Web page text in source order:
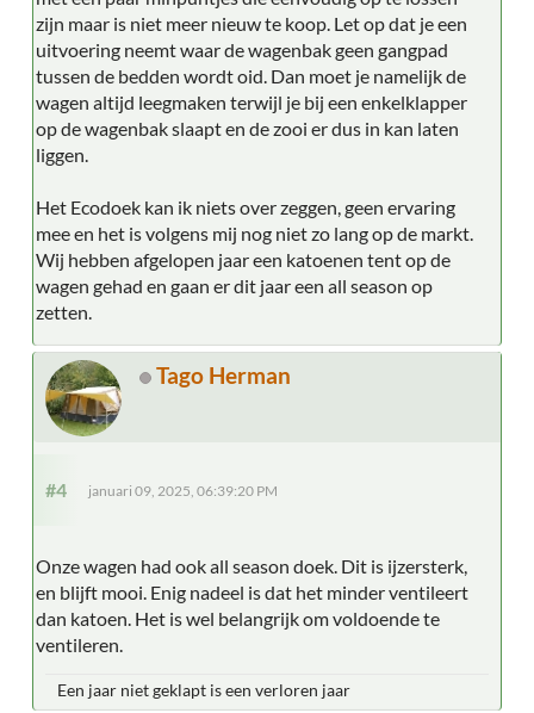
zijn maar is niet meer nieuw te koop. Let op dat je een
uitvoering neemt waar de wagenbak geen gangpad
tussen de bedden wordt oid. Dan moet je namelijk de
wagen altijd leegmaken terwijl je bij een enkelklapper
op de wagenbak slaapt en de zooi er dus in kan laten
liggen.
Het Ecodoek kan ik niets over zeggen, geen ervaring
mee en het is volgens mij nog niet zo lang op de markt.
Wij hebben afgelopen jaar een katoenen tent op de
wagen gehad en gaan er dit jaar een all season op
zetten.
Tago Herman
#4 januari 09, 2025, 06:39:20 PM
Onze wagen had ook all season doek. Dit is ijzersterk,
en blijft mooi. Enig nadeel is dat het minder ventileert
dan katoen. Het is wel belangrijk om voldoende te
ventileren.
Een jaar niet geklapt is een verloren jaar